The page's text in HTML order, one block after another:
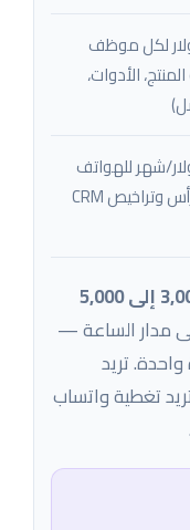
500 دولار لكل موظف
الأدوات،
300 دولار/شهر للهواتف
وسماعات الرأس وتراخيص CRM
3,000 إلى 5,000
مدار الساعة —
تريد
تغطية واتساب